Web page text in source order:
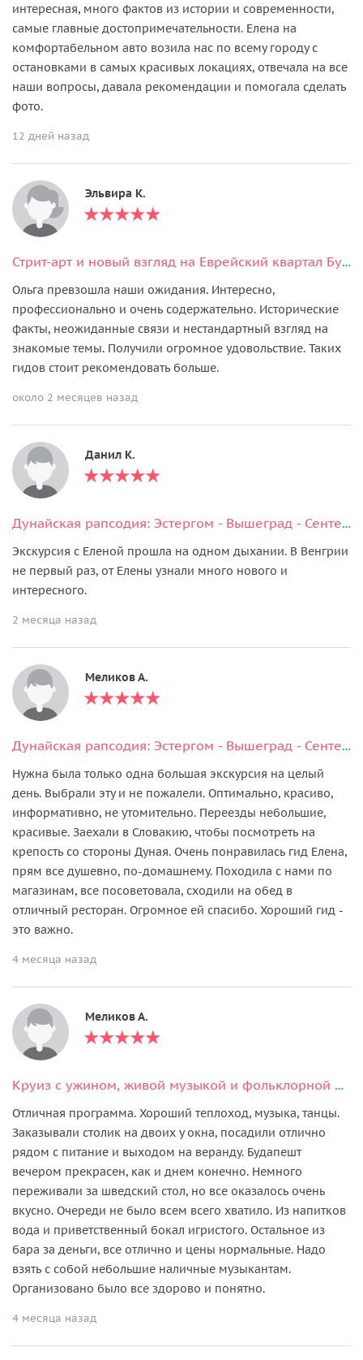
интересная, много фактов из истории и современности,
самые главные достопримечательности. Елена на
комфортабельном авто возила нас по всему городу с
остановками в самых красивых локациях, отвечала на все
наши вопросы, давала рекомендации и помогала сделать
фото.
12 дней назад
Эльвира К.
Стрит-арт и новый взгляд на Еврейский квартал Будапешта
Ольга превзошла наши ожидания. Интересно,
профессионально и очень содержательно. Исторические
факты, неожиданные связи и нестандартный взгляд на
знакомые темы. Получили огромное удовольствие. Таких
гидов стоит рекомендовать больше.
около 2 месяцев назад
Данил К.
Дунайская рапсодия: Эстергом - Вышеград - Сентендре
Экскурсия с Еленой прошла на одном дыхании. В Венгрии
не первый раз, от Елены узнали много нового и
интересного.
2 месяца назад
Меликов А.
Дунайская рапсодия: Эстергом - Вышеград - Сентендре
Нужна была только одна большая экскурсия на целый
день. Выбрали эту и не пожалели. Оптимально, красиво,
информативно, не утомительно. Переезды небольшие,
красивые. Заехали в Словакию, чтобы посмотреть на
крепость со стороны Дуная. Очень понравилась гид Елена,
прям все душевно, по-домашнему. Походила с нами по
магазинам, все посоветовала, сходили на обед в
отличный ресторан. Огромное ей спасибо. Хороший гид -
это важно.
4 месяца назад
Меликов А.
Круиз с ужином, живой музыкой и фольклорной программой
Отличная программа. Хороший теплоход, музыка, танцы.
Заказывали столик на двоих у окна, посадили отлично
рядом с питание и выходом на веранду. Будапешт
вечером прекрасен, как и днем конечно. Немного
переживали за шведский стол, но все оказалось очень
вкусно. Очереди не было всем всего хватило. Из напитков
вода и приветственный бокал игристого. Остальное из
бара за деньги, все отлично и цены нормальные. Надо
взять с собой небольшие наличные музыкантам.
Организовано было все здорово и понятно.
4 месяца назад